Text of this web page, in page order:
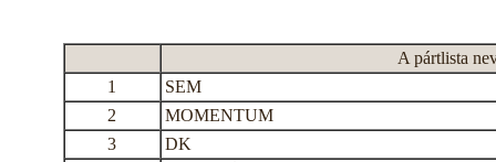
A pártlista
1
SEM
2
MOMENTUM
3
DK